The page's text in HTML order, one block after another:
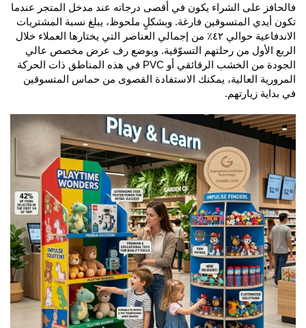
فالحافز على الشراء يكون في أقصى درجاته عند مدخل المتجر عندما
تكون أيدي المتسوقين فارغة. وبشكلٍ ملحوظ، يبلغ نسبة المشتريات
الاندفاعية حوالي ٤٢٪ من إجمالي العناصر التي يختارها العملاء خلال
الربع الأول من رحلتهم التسوّقية. وبوضع رف عرض مخصص عالي
الجودة من الخشب الرقائقي أو PVC في هذه المناطق ذات الحركة
المرورية العالية، يمكنك الاستفادة القصوى من حماس المتسوقين
في بداية زيارتهم.